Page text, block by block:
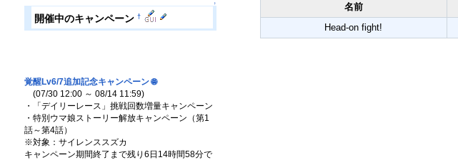
↑
開催中のキャンペーン †
覚醒Lv6/7追加記念キャンペーン🌐
(07/30 12:00 ～ 08/14 11:59)
・「デイリーレース」挑戦回数増量キャンペーン
・特別ウマ娘ストーリー解放キャンペーン（第1
話～第4話）
※対象：サイレンススズカ
キャンペーン期間終了まで残り6日14時間58分で
名前
Head-on fight!